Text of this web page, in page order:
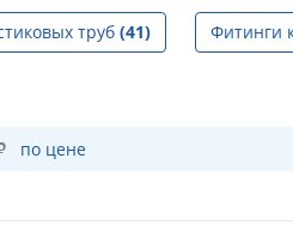
труб (41) Фитинги
по цене